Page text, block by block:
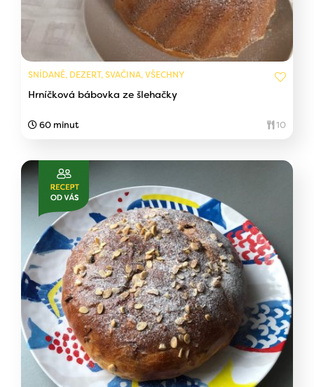
SNÍDANĚ, DEZERT, SVAČINA, VŠECHNY
Hrníčková bábovka ze šlehačky
60 minut 10